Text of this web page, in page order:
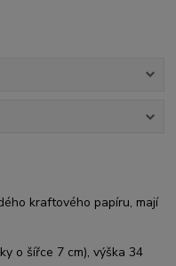
kraftového papíru, mají
o šířce 7 cm), výška 34